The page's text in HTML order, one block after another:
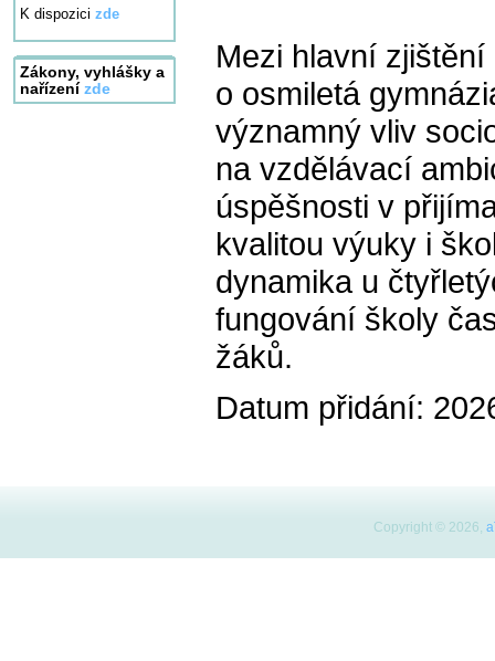
K dispozici zde
Zákony, vyhlášky a
nařízení zde
Mezi hlavní
o osmiletá
významný vliv
na vzdělávací
úspěšnosti v
kvalitou výuky i
dynamika u
fungování školy
žáků.
Datum přidání:
Copyright © 2026,